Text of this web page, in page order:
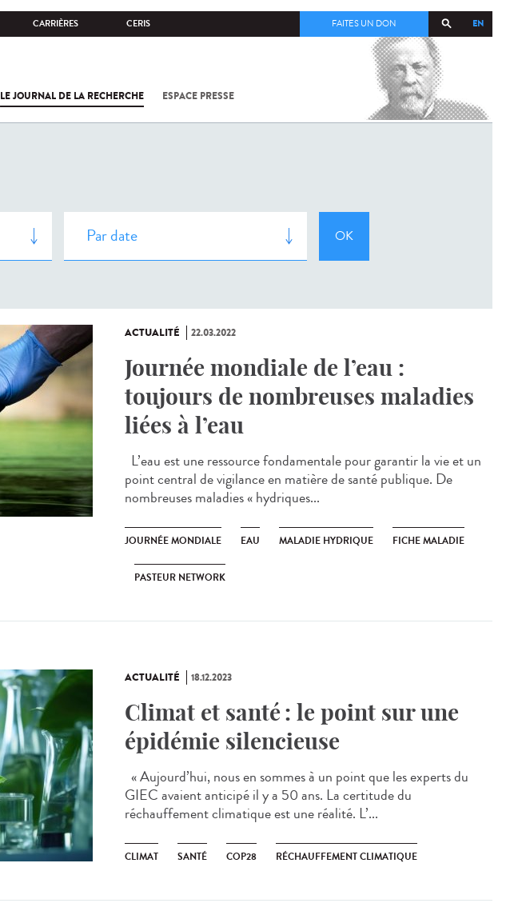
CARRIÈRES CERIS EN
FAITES UN DON
LE JOURNAL DE LA RECHERCHE ESPACE PRESSE
COV-2 /
ACTUALITÉ 22.03.2022
Journée mondiale de l’eau :
toujours de nombreuses maladies
liées à l’eau
L’eau est une ressource fondamentale pour garantir la vie et un
point central de vigilance en matière de santé publique. De
nombreuses maladies « hydriques...
JOURNÉE MONDIALE EAU MALADIE HYDRIQUE FICHE MALADIE
PASTEUR NETWORK
ACTUALITÉ 18.12.2023
Climat et santé : le point sur une
épidémie silencieuse
« Aujourd’hui, nous en sommes à un point que les experts du
GIEC avaient anticipé il y a 50 ans. La certitude du
réchauffement climatique est une réalité. L’...
CLIMAT SANTÉ COP28 RÉCHAUFFEMENT CLIMATIQUE